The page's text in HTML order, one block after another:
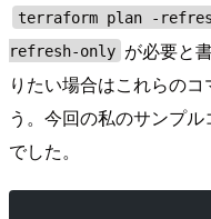
terraform plan -
refresh-only が必要と
りたい場合はこれらの
う。今回の私のサンプ
でした。